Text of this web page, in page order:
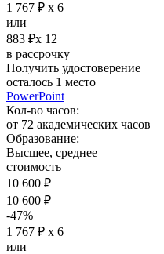
1 767 ₽ х 6
или
883 ₽х 12
в рассрочку
Получить удостоверение
осталось 1 место
PowerPoint
Кол-во часов:
от 72 академических часов
Образование:
Высшее, среднее
стоимость
10 600 ₽
10 600 ₽
-47%
1 767 ₽ х 6
или